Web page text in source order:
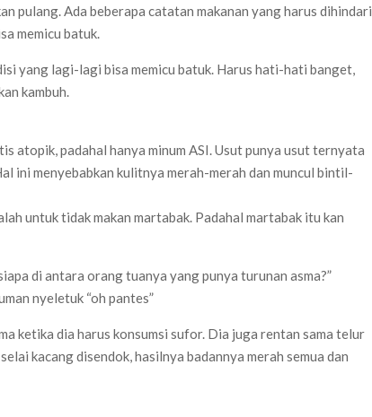
pulang. Ada beberapa catatan makanan yang harus dihindari
memicu batuk.
yang lagi-lagi bisa memicu batuk. Harus hati-hati banget,
kambuh.
atopik, padahal hanya minum ASI. Usut punya usut ternyata
ini menyebabkan kulitnya merah-merah dan muncul bintil-
untuk tidak makan martabak. Padahal martabak itu kan
di antara orang tuanya yang punya turunan asma?”
nyeletuk “oh pantes”
ketika dia harus konsumsi sufor. Dia juga rentan sama telur
kacang disendok, hasilnya badannya merah semua dan